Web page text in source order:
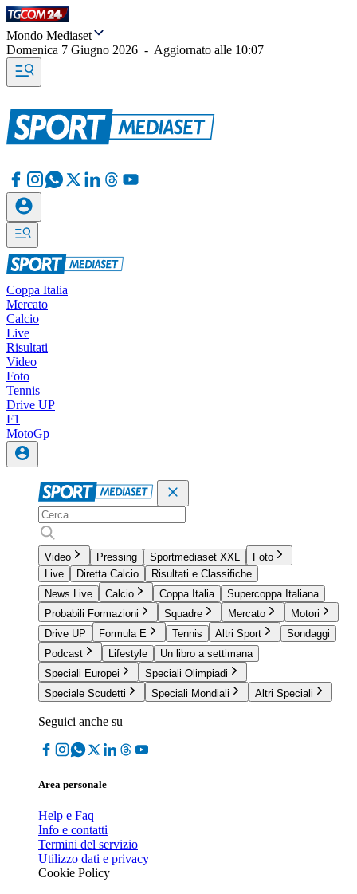
Mondo Mediaset
Domenica 7 Giugno 2026 - Aggiornato alle 10:07
Coppa Italia
Mercato
Calcio
Live
Risultati
Video
Foto
Tennis
Drive UP
F1
MotoGp
Video Pressing Sportmediaset XXL
Foto
Live
Diretta Calcio
Risultati e Classifiche
News Live
Calcio Coppa Italia
Supercoppa Italiana
Probabili Formazioni
Squadre Mercato
Motori
Drive UP
Formula E Tennis Altri Sport
Sondaggi
Podcast
Lifestyle
Un libro a settimana
Speciali Europei
Speciali Olimpiadi
Speciale Scudetti
Speciali Mondiali Altri Speciali
Seguici anche su
Area personale
Help e Faq
Info e contatti
Termini del servizio
Utilizzo dati e privacy
Cookie Policy